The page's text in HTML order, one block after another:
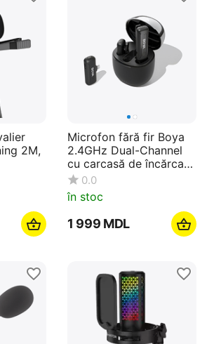
2M,
Microfon fără fir Boya
2.4GHz Dual-Channel
cu carcasă de încărcare
(BY-WM3T-D2),
Lightning Jack, negru
0.0
în stoc
1 999 MDL